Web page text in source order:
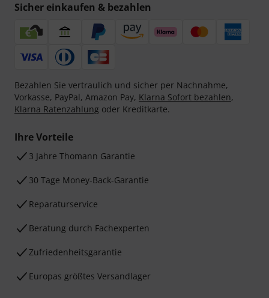
Sicher einkaufen & bezahlen
Bezahlen Sie vertraulich und sicher per Nachnahme,
Vorkasse, PayPal, Amazon Pay, Klarna Sofort bezahlen,
Klarna Ratenzahlung oder Kreditkarte.
Ihre Vorteile
3 Jahre Thomann Garantie
30 Tage Money-Back-Garantie
Reparaturservice
Beratung durch Fachexperten
Zufriedenheitsgarantie
Europas größtes Versandlager